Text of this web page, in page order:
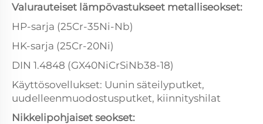
Valurauteiset lämpövastukseet metalliseokset:
HP-sarja (25Cr-35Ni-Nb)
HK-sarja (25Cr-20Ni)
DIN 1.4848 (GX40NiCrSiNb38-18)
Käyttösovellukset: Uunin säteilyputket,
uudelleenmuodostusputket, kiinnityshilat
Nikkelipohjaiset seokset: